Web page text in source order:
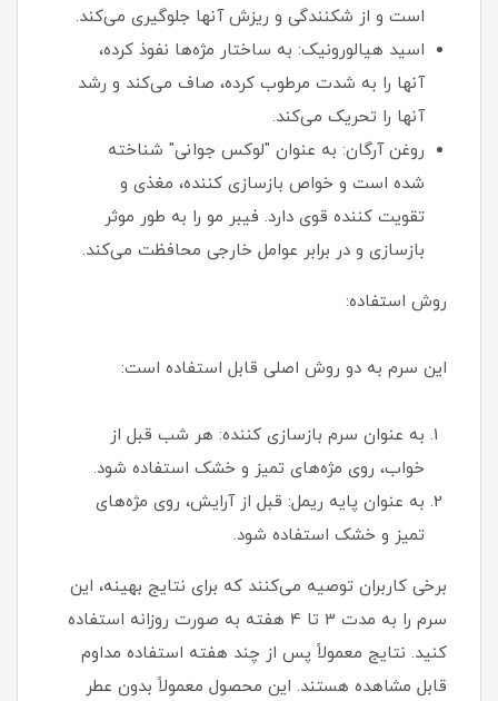
است و از شکنندگی و ریزش آنها جلوگیری می‌کند.
اسید هیالورونیک: به ساختار مژه‌ها نفوذ کرده،
آنها را به شدت مرطوب کرده، صاف می‌کند و رشد
آنها را تحریک می‌کند.
روغن آرگان: به عنوان "لوکس جوانی" شناخته
شده است و خواص بازسازی کننده، مغذی و
تقویت کننده قوی دارد. فیبر مو را به طور موثر
بازسازی و در برابر عوامل خارجی محافظت می‌کند.
روش استفاده:
این سرم به دو روش اصلی قابل استفاده است:
به عنوان سرم بازسازی کننده: هر شب قبل از
خواب، روی مژه‌های تمیز و خشک استفاده شود.
به عنوان پایه ریمل: قبل از آرایش، روی مژه‌های
تمیز و خشک استفاده شود.
برخی کاربران توصیه می‌کنند که برای نتایج بهینه، این
سرم را به مدت 3 تا 4 هفته به صورت روزانه استفاده
کنید. نتایج معمولاً پس از چند هفته استفاده مداوم
قابل مشاهده هستند. این محصول معمولاً بدون عطر